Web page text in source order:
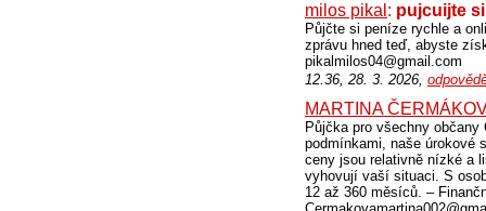
milos pikal : pujcuijte
Půjčte si peníze rychle a
zprávu hned teď, abyste
pikalmilos04@gmail.com
12.36, 28. 3. 2026,
MARTINA
Půjčka pro všechny
podmínkami, naše úrokové
ceny jsou relativně nízké a
vyhovují vaší situaci. S
12 až 360 měsíců. –